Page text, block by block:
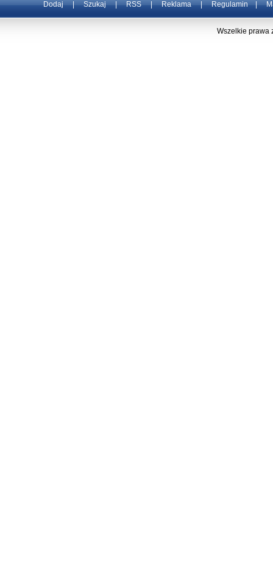
Dodaj|Szukaj|RSS|Reklama|Regulamin|
Wszelkie prawa